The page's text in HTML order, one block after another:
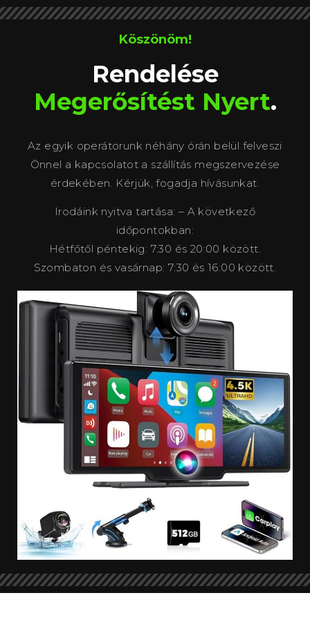
Köszönöm!
Rendelése
Megerősítést Nyert.
Az egyik operátorunk néhány órán belül felveszi
Önnel a kapcsolatot a szállítás megszervezése
érdekében. Kérjük, fogadja hívásunkat.
Irodáink nyitva tartása: – A következő
időpontokban:
Hétfőtől péntekig: 7:30 és 20:00 között.
Szombaton és vasárnap: 7:30 és 16:00 között.